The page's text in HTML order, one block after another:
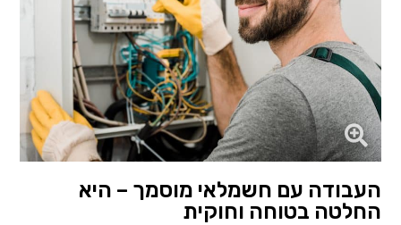
העבודה עם חשמלאי מוסמך – היא
החלטה בטוחה וחוקית